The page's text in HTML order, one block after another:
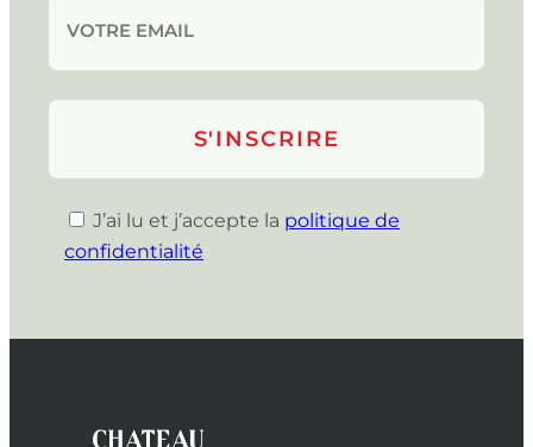
J’ai lu et j’accepte la politique de
confidentialité